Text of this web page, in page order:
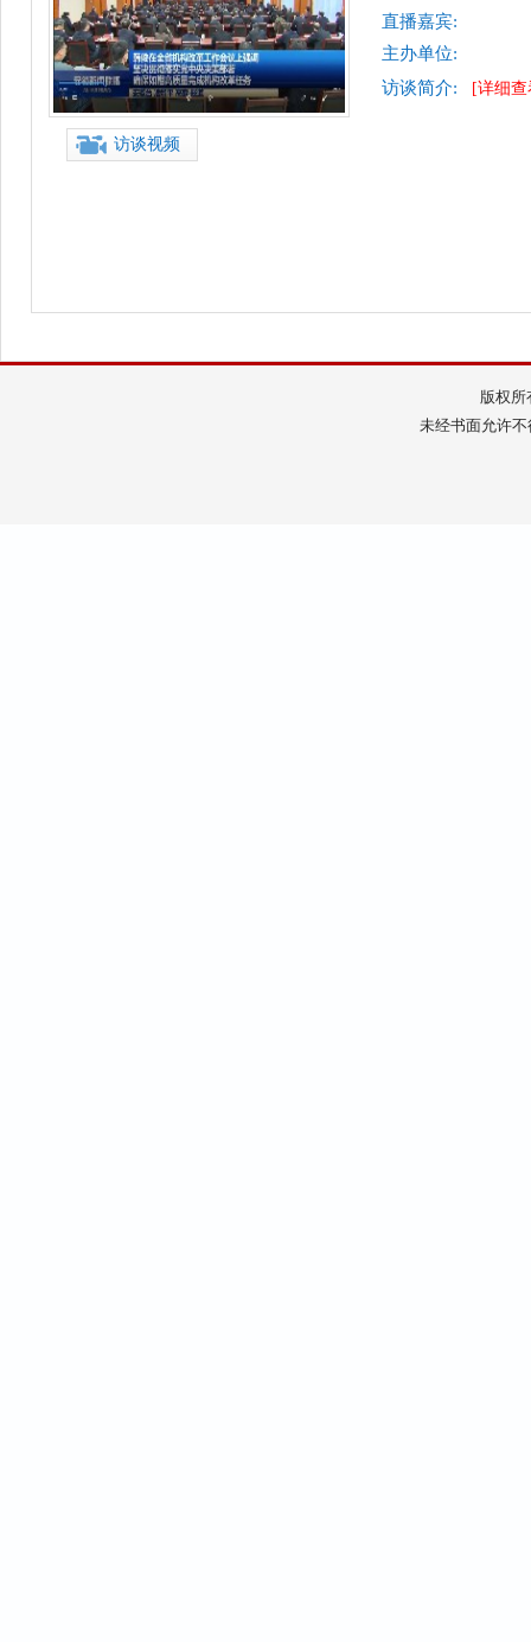
访谈视频
直播嘉宾:
主办单位:
访谈简介:
[详细
版权
未经书面允许